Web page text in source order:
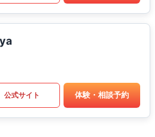
公式サイト 体験・相談予約